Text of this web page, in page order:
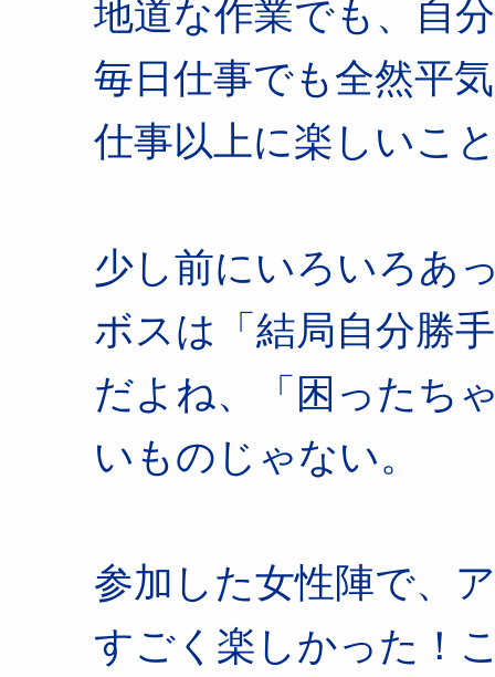
地道な作業でも、自
毎日仕事でも全然平
仕事以上に楽しいこ
少し前にいろいろあ
ボスは「結局自分勝
だよね、「困ったち
いものじゃない。
参加した女性陣で、
すごく楽しかった！